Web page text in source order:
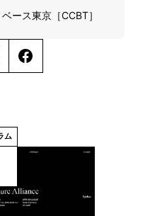
ース東京［CCBT］
ム